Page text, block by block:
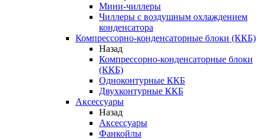
Мини-чиллеры
Чиллеры с воздушным охлаждением
конденсатора
Компрессорно-конденсаторные блоки (ККБ)
Назад
Компрессорно-конденсаторные блоки
(ККБ)
Одноконтурные ККБ
Двухконтурные ККБ
Аксессуары
Назад
Аксессуары
Фанкойлы